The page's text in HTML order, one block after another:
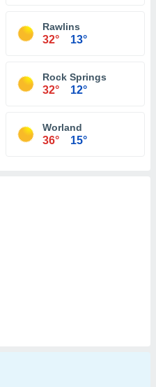
Rawlins
32° 13°
Rock Springs
32° 12°
Worland
36° 15°